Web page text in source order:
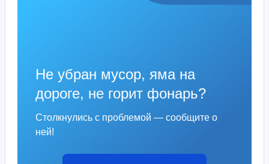
Не убран мусор, яма на
дороге, не горит фонарь?
Столкнулись с проблемой — сообщите о
ней!